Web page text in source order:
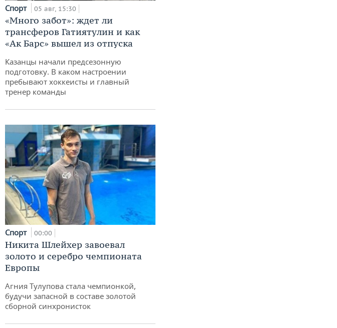
Спорт 05 авг, 15:30
«Много забот»: ждет ли
трансферов Гатиятулин и как
«Ак Барс» вышел из отпуска
Казанцы начали предсезонную
подготовку. В каком настроении
пребывают хоккеисты и главный
тренер команды
Спорт 00:00
Никита Шлейхер завоевал
золото и серебро чемпионата
Европы
Агния Тулупова стала чемпионкой,
будучи запасной в составе золотой
сборной синхронисток